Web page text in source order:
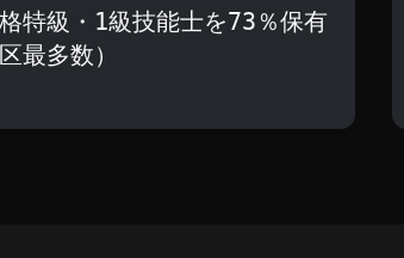
特級・1級技能士を73％保有
区最多数）